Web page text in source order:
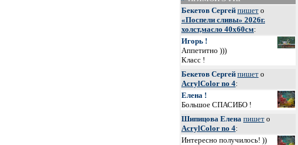
Бекетов Сергей пишет о
«Поспели сливы» 2026г.
холст,масло 40х60см:
Игорь !
Аппетитно )))
Класс !
Бекетов Сергей пишет о
AcrylColor no 4:
Елена !
Большое СПАСИБО !
Шипицова Елена пишет о
AcrylColor no 4:
Интересно получилось! ))